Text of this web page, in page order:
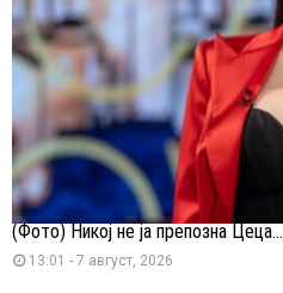
(Фото) Никој не ја препозна Цеца...
13:01 - 7 август, 2026